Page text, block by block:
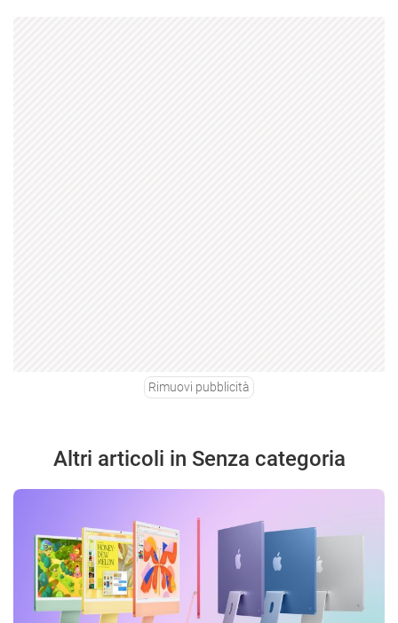
Rimuovi pubblicità
Altri articoli in Senza categoria